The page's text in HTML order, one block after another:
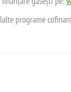
programe